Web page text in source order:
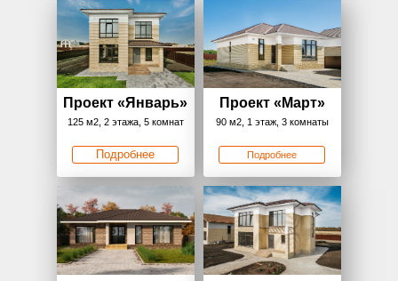
серии
Проект «Январь»
125 м2, 2 этажа, 5 комнат
Подробнее Подробнее
90 м2, 1 этаж, 3 комнаты
Проект « Март»